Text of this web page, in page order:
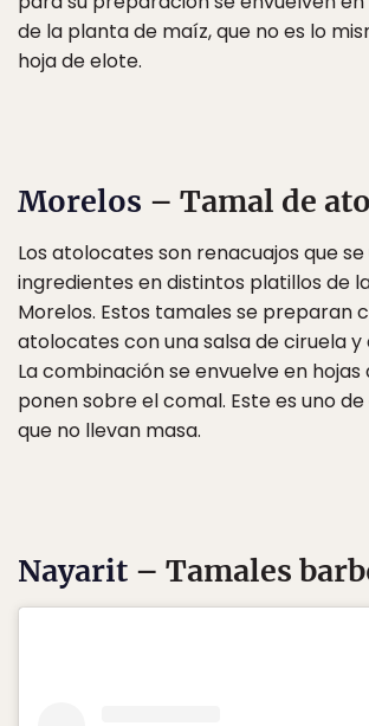
de la planta de maíz, que no es lo
hoja de elote.
Morelos – Tamal de
Los atolocates son renacuajos que
ingredientes en distintos platillos de
Morelos. Estos tamales se preparan
atolocates con una salsa de ciruela y
La combinación se envuelve en hojas
ponen sobre el comal. Este es uno
que no llevan masa.
Nayarit – Tamales